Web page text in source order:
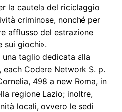
la cautela del riciclaggio
criminose, nonché per
afflusso del estrazione
sui giochi».
una taglio dedicata alla
each Codere Network S. p.
498 a new Roma, in
regione Lazio; inoltre,
locali, ovvero le sedi